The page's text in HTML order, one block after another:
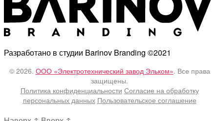
Разработано в студии Barinov Branding ©2021
© 2026. ООО «Электротехнический завод Эльком». Все права
защищены.
Политика конфиденциальности Согласие на обработку
персональных данных Пользовательское соглашение